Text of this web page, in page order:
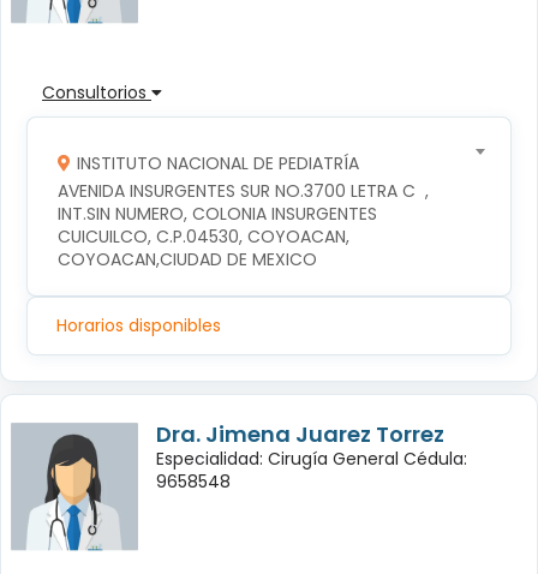
Consultorios
INSTITUTO NACIONAL DE PEDIATRÍA
AVENIDA INSURGENTES SUR NO.3700 LETRA C  ,
INT.SIN NUMERO, COLONIA INSURGENTES
CUICUILCO, C.P.04530, COYOACAN,
COYOACAN,CIUDAD DE MEXICO
Horarios disponibles
Dra. Jimena Juarez Torrez
Especialidad: Cirugía General Cédula:
9658548